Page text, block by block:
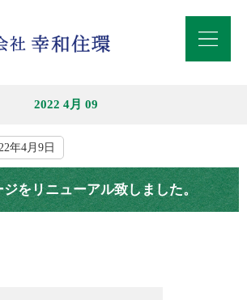
2022 4月 09
年4月9日
をリニューアル致しました。